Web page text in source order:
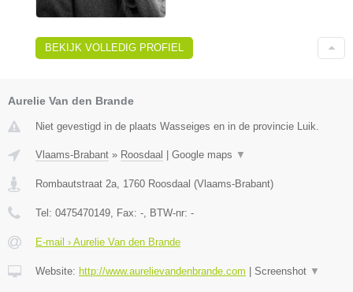
BEKIJK VOLLEDIG PROFIEL
Aurelie Van den Brande
Niet gevestigd in de plaats Wasseiges en in de provincie Luik.
Vlaams-Brabant » Roosdaal | Google maps ▼
Rombautstraat 2a 1760 Roosdaal (Vlaams-Brabant)
Tel: 0475470149 , Fax: - , BTW-nr: -
E-mail › Aurelie Van den Brande
Website: http://www.aurelievandenbrande.com | Screenshot ▼